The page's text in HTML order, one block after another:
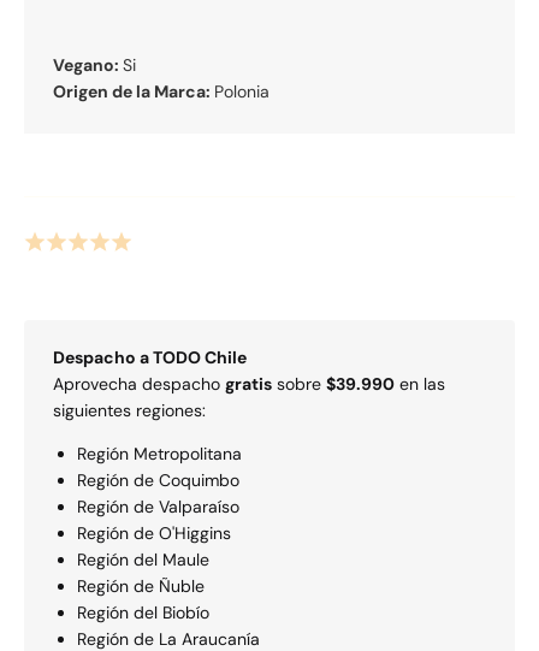
Vegano: Si
Origen de la Marca: Polonia
Despacho aTODOChile
Aprovecha despacho gratis sobre $39.990 en las
siguientes regiones:
Región Metropolitana
Región de Coquimbo
Región de Valparaí­so
Región de O'Higgins
Región del Maule
Región de Ñuble
Región del Biobío
Región de La Araucaní­a